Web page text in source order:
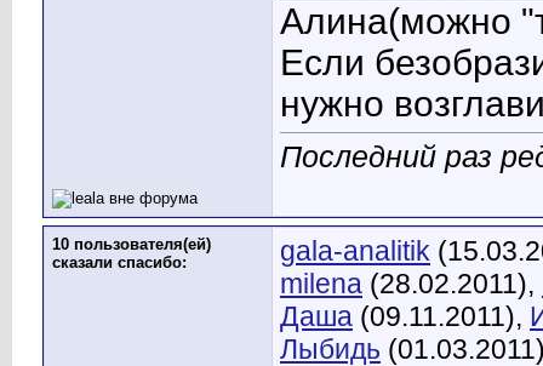
Алина(можно
Если
нужно
Последний раз
10 пользователя(ей)
сказали cпасибо:
gala-analitik
milena (28.02.2011),
Даша (09.11.2011),
Лыбидь